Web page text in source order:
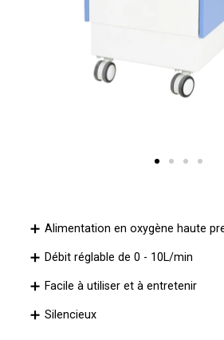
Alimentation en oxygène haute
Débit réglable de 0 - 10L/min
Facile à utiliser et à entretenir
Silencieux